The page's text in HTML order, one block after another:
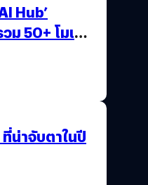
Hub’
50+ โมเดล
น่าจับตาในปี